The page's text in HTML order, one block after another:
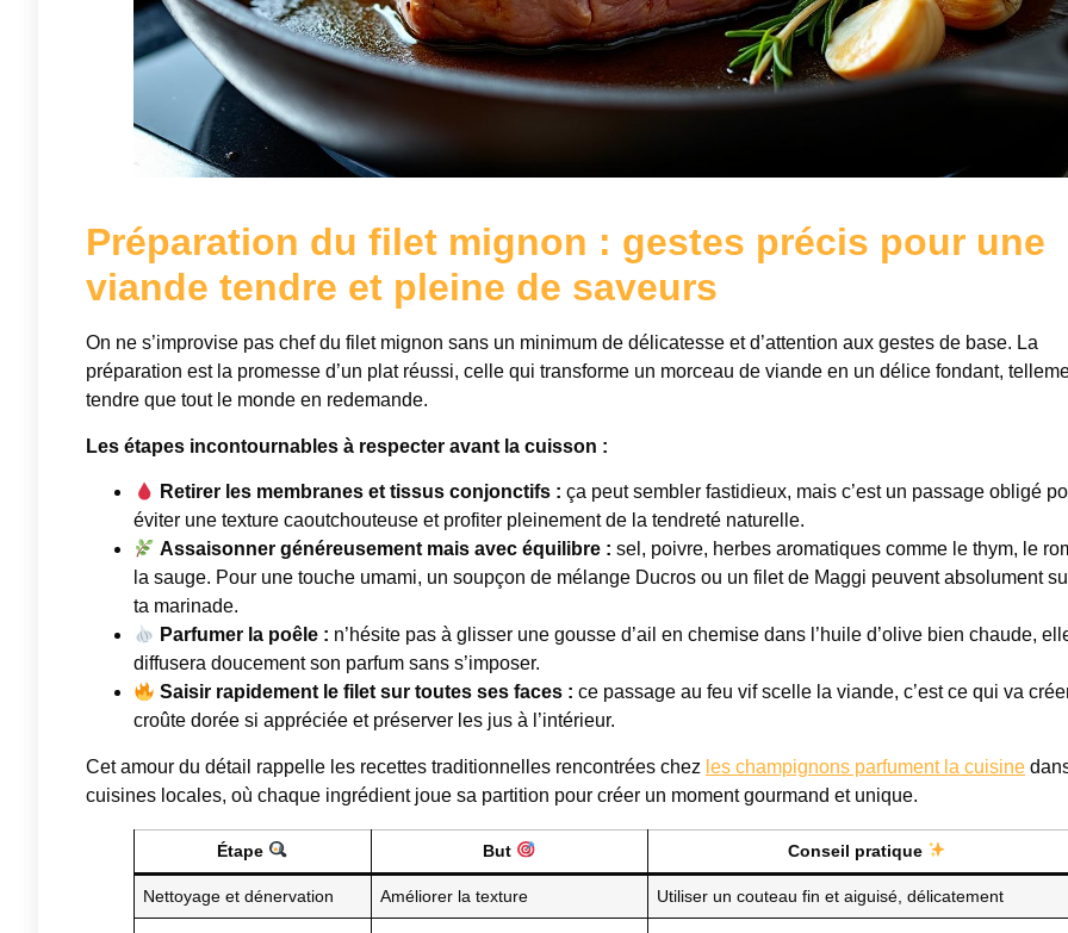
Préparation du filet mignon : gestes précis pour une
viande tendre et pleine de saveurs
On ne s’improvise pas chef du filet mignon sans un minimum de délicatesse et d’attention aux gestes de base. La
préparation est la promesse d’un plat réussi, celle qui transforme un morceau de viande en un délice fondant,
tendre que tout le monde en redemande.
Les étapes incontournables à respecter avant la cuisson :
Retirer les membranes et tissus conjonctifs : ça peut sembler fastidieux, mais c’est un passage obligé
éviter une texture caoutchouteuse et profiter pleinement de la tendreté naturelle.
Assaisonner généreusement mais avec équilibre : sel, poivre, herbes aromatiques comme le thym, le
la sauge. Pour une touche umami, un soupçon de mélange Ducros ou un filet de Maggi peuvent absolument
ta marinade.
Parfumer la poêle : n’hésite pas à glisser une gousse d’ail en chemise dans l’huile d’olive bien chaude,
diffusera doucement son parfum sans s’imposer.
Saisir rapidement le filet sur toutes ses faces : ce passage au feu vif scelle la viande, c’est ce qui va
croûte dorée si appréciée et préserver les jus à l’intérieur.
Cet amour du détail rappelle les recettes traditionnelles rencontrées chez les champignons parfument la cuisine
cuisines locales, où chaque ingrédient joue sa partition pour créer un moment gourmand et unique.
Étape But Conseil pratique
Nettoyage et dénervation Améliorer la texture Utiliser un couteau fin et aiguisé, délicatement